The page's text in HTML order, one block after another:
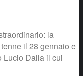
la
il 28 gennaio e
Lucio Dalla il cui